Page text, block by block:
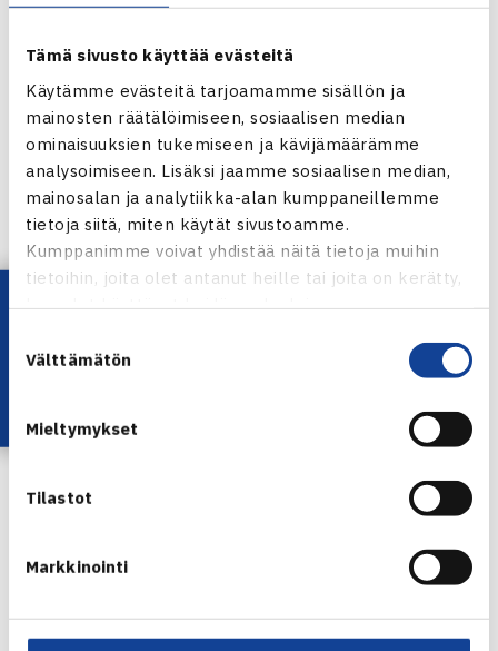
Tämä sivusto käyttää evästeitä
Käytämme evästeitä tarjoamamme sisällön ja
mainosten räätälöimiseen, sosiaalisen median
ominaisuuksien tukemiseen ja kävijämäärämme
analysoimiseen. Lisäksi jaamme sosiaalisen median,
mainosalan ja analytiikka-alan kumppaneillemme
tietoja siitä, miten käytät sivustoamme.
Kumppanimme voivat yhdistää näitä tietoja muihin
tietoihin, joita olet antanut heille tai joita on kerätty,
kun olet käyttänyt heidän palvelujaan.
valinta
Välttämätön
Mieltymykset
Tilastot
Markkinointi
Janne Ojala/ Juha Auvinen TVS – Eerik Anttinen/ Tommi
Nissinen OVS 6-4, 6-2
2-parit
Veli-Pekka Antila/Markku Savusalo OVS – Ilkka Ketola /
Joonas Välilä TVS 6-1, 6-2
Ottelutulokset: HLK-ÅLK
Kaksinpelit:
1-pelaajat
Ville Äyräs ÅLK – Tomasz Zarzeczny HLK 6-1, 6-1.
2-pelaajat
3-pelaajat
Lataa OmaTennis!